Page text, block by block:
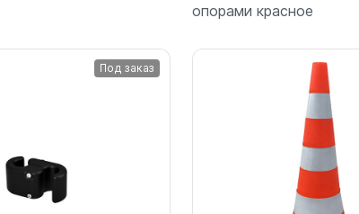
Подробнее Подробнее
опорами красное
Под заказ